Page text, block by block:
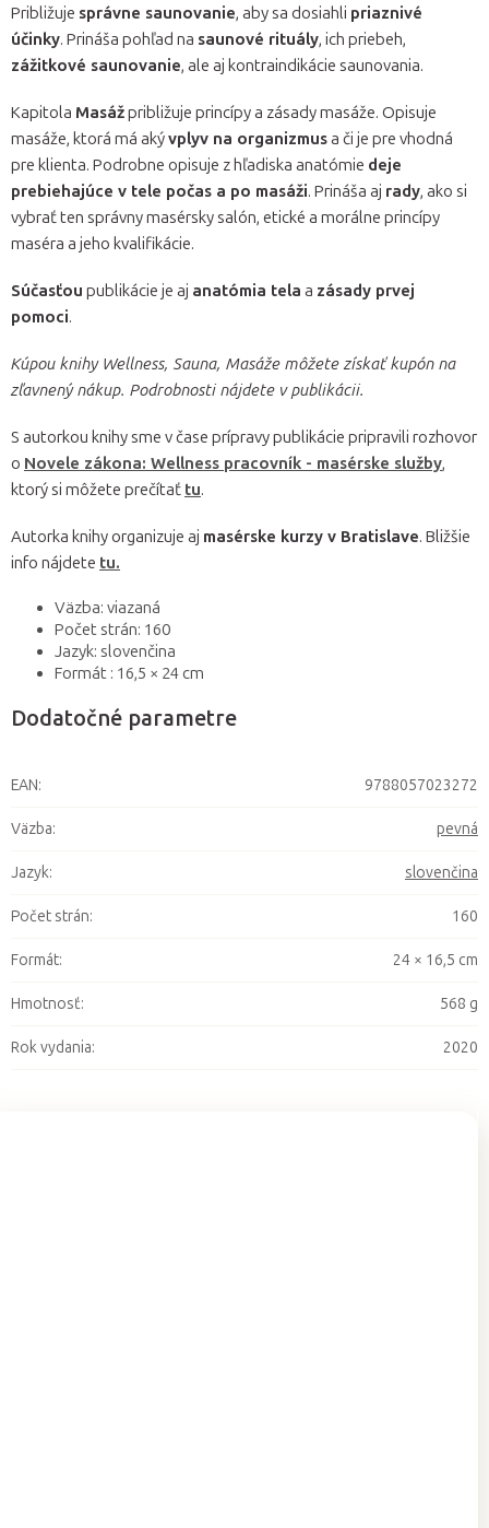
Približuje správne saunovanie, aby sa dosiahli priaznivé
účinky. Prináša pohľad na saunové rituály, ich priebeh,
zážitkové saunovanie, ale aj kontraindikácie saunovania.
Kapitola Masážpribližuje princípy a zásady masáže. Opisuje
masáže, ktorá má akývplyv na organizmusa či je pre vhodná
pre klienta. Podrobne opisuje z hľadiska anatómie deje
prebiehajúce v tele počas a po masáži. Prináša aj rady, ako si
vybrať ten správny masérsky salón, etické a morálne princípy
maséra a jeho kvalifikácie.
Súčasťou publikácie je aj anatómia tela a zásady prvej
pomoci.
Kúpou knihy Wellness, Sauna, Masáže môžete získať kupón na
zľavnený nákup. Podrobnosti nájdete v publikácii.
S autorkou knihy sme v čase prípravy publikácie pripravili rozhovor
o Novele zákona: Wellness pracovník - masérske služby,
ktorý si môžete prečítať tu.
Autorka knihy organizuje aj masérske kurzy v Bratislave. Bližšie
info nájdete tu.
Väzba: viazaná
Počet strán: 160
Jazyk: slovenčina
Formát : 16,5 × 24 cm
Dodatočné parametre
EAN: 9788057023272
Väzba: pevná
Jazyk: slovenčina
Počet strán: 160
Formát: 24 × 16,5 cm
Hmotnosť: 568 g
Rok vydania: 2020